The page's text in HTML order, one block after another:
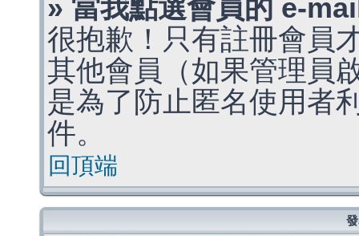
» 當我點選會員的 e-
很抱歉！只有註冊會員
其他會員（如果管理員
是為了防止匿名使用者
件。
回頂端